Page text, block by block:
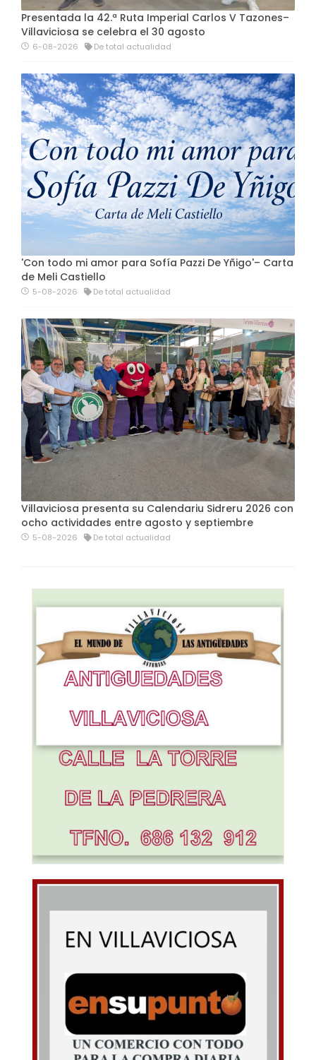
Presentada la 42.ª Ruta Imperial Carlos V Tazones–
Villaviciosa se celebra el 30 agosto
6-08-2026 De total actualidad
'Con todo mi amor para Sofía Pazzi De Yñigo'– Carta
de Meli Castiello
5-08-2026 De total actualidad
Villaviciosa presenta su Calendariu Sidreru 2026 con
ocho actividades entre agosto y septiembre
5-08-2026 De total actualidad